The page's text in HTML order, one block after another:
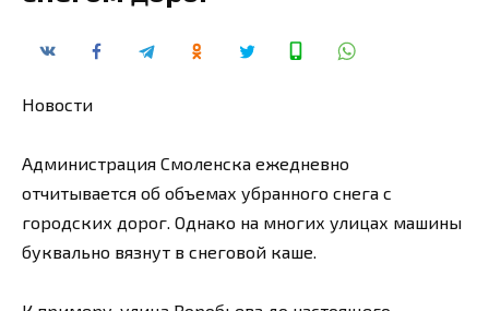
Новости
Администрация Смоленска ежедневно
отчитывается об объемах убранного снега с
городских дорог. Однако на многих улицах машины
буквально вязнут в снеговой каше.